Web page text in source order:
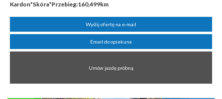
Kardon*Skóra*Przebieg:160,499km
Wyślij ofertę na e-mail
Email do opiekuna
Umów jazdę próbną